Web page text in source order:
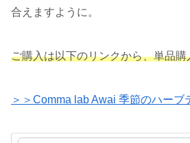
合えますように。
ご購入は以下のリンクから、単品
＞＞Comma lab Awai 季節のハーブ